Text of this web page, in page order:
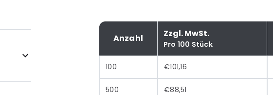
Anzahl Zzgl. MwSt.
Pro 100 Stück
100 €101,16
500 €88,51